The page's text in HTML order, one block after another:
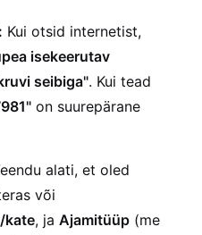
Kui otsid internetist,
isekeerutav
seibiga". Kui tead
on suurepärane
alati, et oled
või
kate, jaAjamitüüp (me